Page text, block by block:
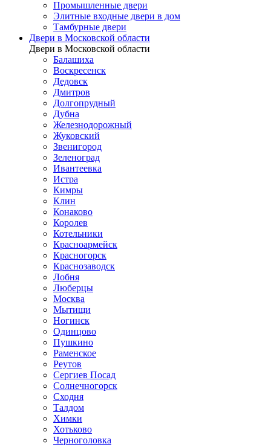
Промышленные двери
Элитные входные двери в дом
Тамбурные двери
Двери в Московской области
Двери в Московской области
Балашиха
Воскресенск
Дедовск
Дмитров
Долгопрудный
Дубна
Железнодорожный
Жуковский
Звенигород
Зеленоград
Ивантеевка
Истра
Кимры
Клин
Конаково
Королев
Котельники
Красноармейск
Красногорск
Краснозаводск
Лобня
Люберцы
Москва
Мытищи
Ногинск
Одинцово
Пушкино
Раменское
Реутов
Сергиев Посад
Солнечногорск
Сходня
Талдом
Химки
Хотьково
Черноголовка